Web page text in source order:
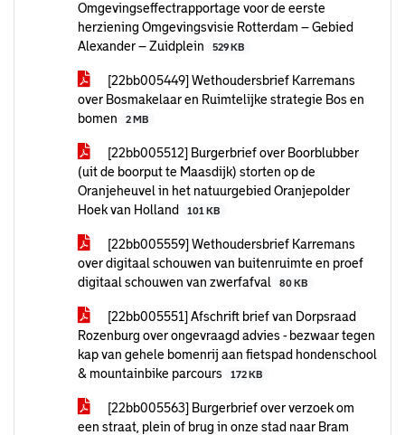
Omgevingseffectrapportage voor de eerste
herziening Omgevingsvisie Rotterdam – Gebied
Alexander – Zuidplein
529 KB
[22bb005449] Wethoudersbrief Karremans
over Bosmakelaar en Ruimtelijke strategie Bos en
bomen
2 MB
[22bb005512] Burgerbrief over Boorblubber
(uit de boorput te Maasdijk) storten op de
Oranjeheuvel in het natuurgebied Oranjepolder
Hoek van Holland
101 KB
[22bb005559] Wethoudersbrief Karremans
over digitaal schouwen van buitenruimte en proef
digitaal schouwen van zwerfafval
80 KB
[22bb005551] Afschrift brief van Dorpsraad
Rozenburg over ongevraagd advies - bezwaar tegen
kap van gehele bomenrij aan fietspad hondenschool
& mountainbike parcours
172 KB
[22bb005563] Burgerbrief over verzoek om
een straat, plein of brug in onze stad naar Bram